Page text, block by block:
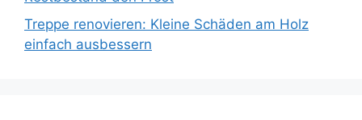
Treppe renovieren: Kleine Schäden am Holz
einfach ausbessern